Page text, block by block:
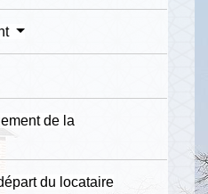
de la
du locataire